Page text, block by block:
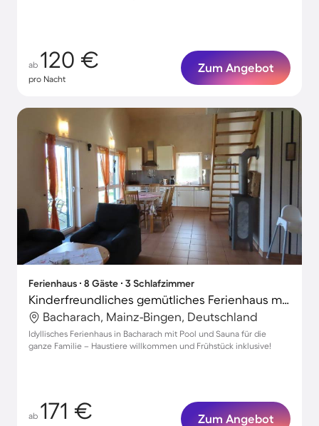
ab 120 €
pro Nacht
Zum Angebot
Ferienhaus ∙ 8 Gäste ∙ 3 Schlafzimmer
Kinderfreundliches gemütliches Ferienhaus mit Grill, Terrasse und Pool | Gartenblick | Haustiere erlaubt
Bacharach, Mainz-Bingen, Deutschland
Idyllisches Ferienhaus in Bacharach mit Pool und Sauna für die
ganze Familie – Haustiere willkommen und Frühstück inklusive!
ab 171 € Zum Angebot